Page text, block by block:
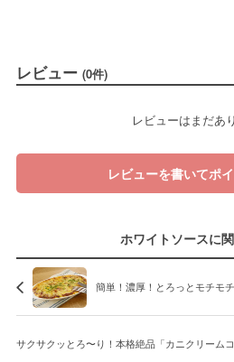
レビュー (0件)
レビューはまだあ
レビューを書いてポ
ホワイトソースに
簡単！濃厚！とろっとモチモ
サクサクッとろ〜り！本格絶品「カニクリームコ